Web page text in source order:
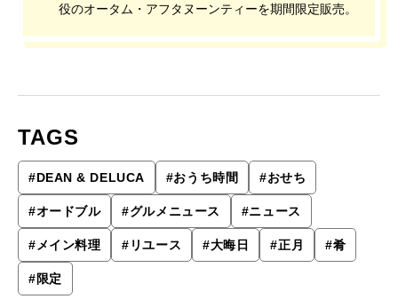
役のオータム・アフタヌーンティーを期間限定販売。
TAGS
#DEAN & DELUCA #おうち時間 #おせち
#オードブル #グルメニュース #ニュース
# メイン料理 # リユース #大晦日 #正月 #肴
#限定